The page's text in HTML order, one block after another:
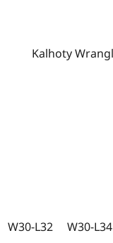
Kalhoty
W30-L32 W30-L34